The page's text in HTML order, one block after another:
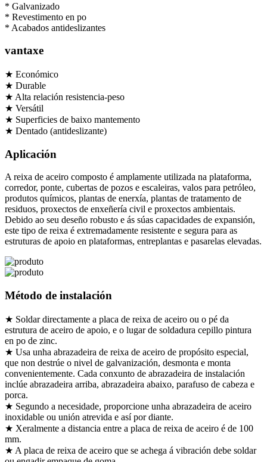
* Galvanizado
* Revestimento en po
* Acabados antideslizantes
vantaxe
★ Económico
★ Durable
★ Alta relación resistencia-peso
★ Versátil
★ Superficies de baixo mantemento
★ Dentado (antideslizante)
Aplicación
A reixa de aceiro composto é amplamente utilizada na plataforma,
corredor, ponte, cubertas de pozos e escaleiras, valos para petróleo,
produtos químicos, plantas de enerxía, plantas de tratamento de
residuos, proxectos de enxeñería civil e proxectos ambientais.
Debido ao seu deseño robusto e ás súas capacidades de expansión,
este tipo de reixa é extremadamente resistente e segura para as
estruturas de apoio en plataformas, entreplantas e pasarelas elevadas.
Método de instalación
★ Soldar directamente a placa de reixa de aceiro ou o pé da
estrutura de aceiro de apoio, e o lugar de soldadura cepillo pintura
en po de zinc.
★ Usa unha abrazadeira de reixa de aceiro de propósito especial,
que non destrúe o nivel de galvanización, desmonta e monta
convenientemente. Cada conxunto de abrazadeira de instalación
inclúe abrazadeira arriba, abrazadeira abaixo, parafuso de cabeza e
porca.
★ Segundo a necesidade, proporcione unha abrazadeira de aceiro
inoxidable ou unión atrevida e así por diante.
★ Xeralmente a distancia entre a placa de reixa de aceiro é de 100
mm.
★ A placa de reixa de aceiro que se achega á vibración debe soldar